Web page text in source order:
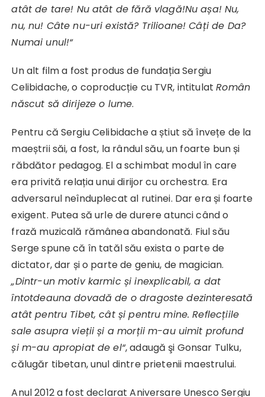
atât de tare! Nu atât de fără vlagă!Nu așa! Nu,
nu, nu! Câte nu-uri există? Trilioane! Câți de Da?
Numai unul!“
Un alt film a fost produs de fundația Sergiu
Celibidache, o coproducție cu TVR, intitulatRomân
născut să dirijeze o lume.
Pentru că Sergiu Celibidache a știut să învețe de la
maeștrii săi, a fost, la rândul său, un foarte bun și
răbdător pedagog. El a schimbat modul în care
era privită relația unui dirijor cu orchestra. Era
adversarul neînduplecat al rutinei. Dar era și foarte
exigent. Putea să urle de durere atunci când o
frază muzicală rămânea abandonată. Fiul său
Serge spune că în tatăl său exista o parte de
dictator, dar și o parte de geniu, de magician.
„Dintr-un motiv karmic și inexplicabil, a dat
întotdeauna dovadă de o dragoste dezinteresată
atât pentru Tibet, cât și pentru mine. Reflecțiile
sale asupra vieții și a morții m-au uimit profund
și m-au apropiat de el“, adaugă şi Gonsar Tulku,
călugăr tibetan, unul dintre prietenii maestrului.
Anul 2012 a fost declarat Aniversare Unesco Sergiu